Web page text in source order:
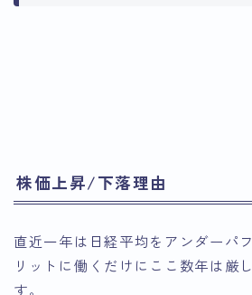
株価上昇/下落理由
直近一年は日経平均をアンダーパ
リットに働くだけにここ数年は厳
す。